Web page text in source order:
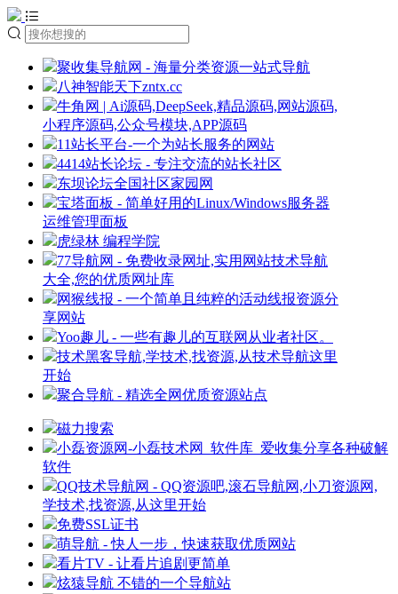
聚收集导航网 - 海量分类资源一站式导航
八神智能天下zntx.cc
牛角网 | Ai源码,DeepSeek,精品源码,网站源码,
小程序源码,公众号模块,APP源码
11站长平台-一个为站长服务的网站
4414站长论坛 - 专注交流的站长社区
东坝论坛全国社区家园网
宝塔面板 - 简单好用的Linux/Windows服务器
运维管理面板
虎绿林 编程学院
77导航网 - 免费收录网址,实用网站技术导航
大全,您的优质网址库
网猴线报 - 一个简单且纯粹的活动线报资源分
享网站
Yoo趣儿 - 一些有趣儿的互联网从业者社区。
技术黑客导航,学技术,找资源,从技术导航这里
开始
聚合导航 - 精选全网优质资源站点
磁力搜索
小磊资源网-小磊技术网_软件库_爱收集分享各种破解
软件
QQ技术导航网 - QQ资源吧,滚石导航网,小刀资源网,
学技术,找资源,从这里开始
免费SSL证书
萌导航 - 快人一步，快速获取优质网站
看片TV - 让看片追剧更简单
炫猿导航 不错的一个导航站